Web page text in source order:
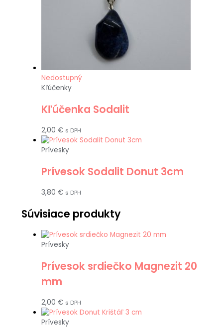
Nedostupný
Kľúčenky
Kľúčenka Sodalit
2,00 € s DPH
Prívesky
Prívesok Sodalit Donut 3cm
3,80 € s DPH
Súvisiace produkty
Prívesky
Prívesok srdiečko Magnezit 20
mm
2,00 € s DPH
Prívesky